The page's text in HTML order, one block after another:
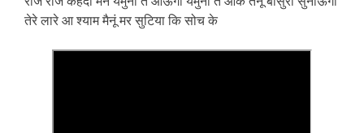
तेरे लारे आ श्याम मैनूं मर सुटिया कि सोच के